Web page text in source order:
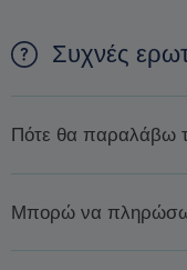
Συχνές
Πότε θα παραλάβω
ή λιγότερο. Μόλις
Μπορώ να πληρώσω